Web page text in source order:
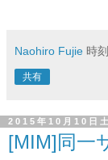
Naohiro Fujie 時
共有
2015年10月10日土
[MIM]同一